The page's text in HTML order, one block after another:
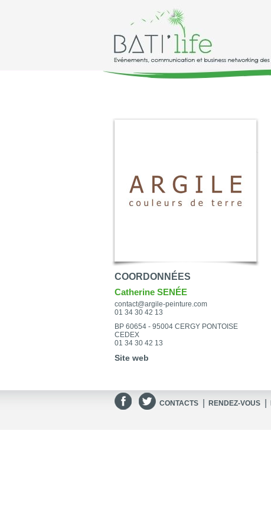
COORDONNÉES
Catherine SENÉE
contact@argile-peinture.com
01 34 30 42 13
BP 60654 - 95004 CERGY PONTOISE
CEDEX
01 34 30 42 13
Site web
CONTACTS RENDEZ-VOUS